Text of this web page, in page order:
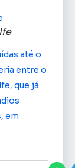
até o
entre o
que já
em